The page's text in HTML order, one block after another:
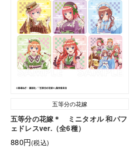
五等分の花嫁
五等分の花嫁＊ ミニタオル 和パフ
ェドレスver.（全6種）
880円(税込)